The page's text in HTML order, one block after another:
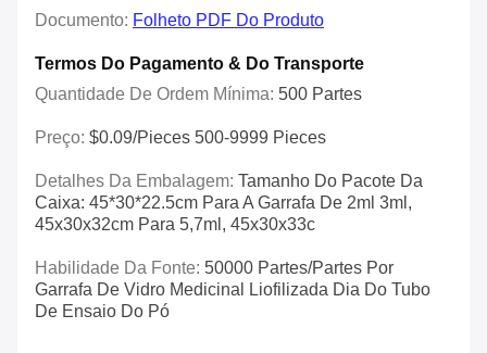
Documento: Folheto PDF Do Produto
Termos Do Pagamento & Do Transporte
Quantidade De Ordem Mínima: 500 Partes
Preço: $0.09/pieces 500-9999 Pieces
Detalhes Da Embalagem: Tamanho Do Pacote Da
Caixa: 45*30*22.5cm Para A Garrafa De 2ml 3ml,
45x30x32cm Para 5,7ml, 45x30x33c
Habilidade Da Fonte: 50000 Partes/partes Por
Garrafa De Vidro Medicinal Liofilizada Dia Do Tubo
De Ensaio Do Pó